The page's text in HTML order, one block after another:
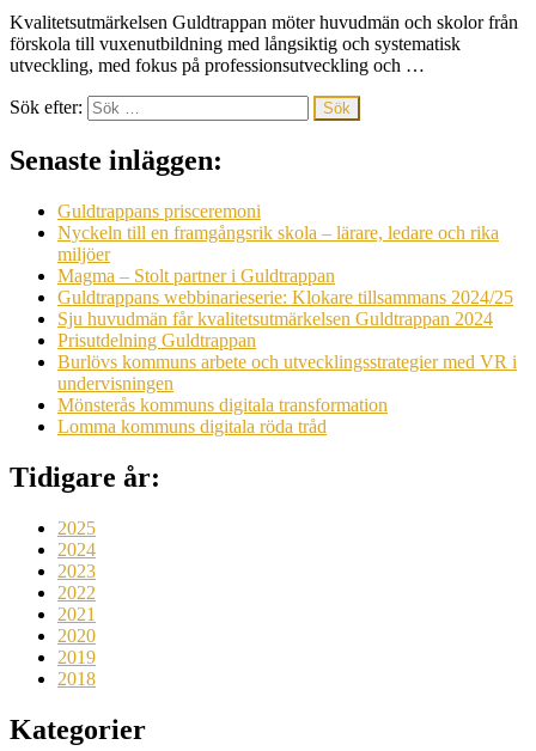
Kvalitetsutmärkelsen Guldtrappan möter huvudmän och skolor från
förskola till vuxenutbildning med långsiktig och systematisk
utveckling, med fokus på professionsutveckling och …
Sök efter:
Senaste inläggen:
Guldtrappans prisceremoni
Nyckeln till en framgångsrik skola – lärare, ledare och rika
miljöer
Magma – Stolt partner i Guldtrappan
Guldtrappans webbinarieserie: Klokare tillsammans 2024/25
Sju huvudmän får kvalitetsutmärkelsen Guldtrappan 2024
Prisutdelning Guldtrappan
Burlövs kommuns arbete och utvecklingsstrategier med VR i
undervisningen
Mönsterås kommuns digitala transformation
Lomma kommuns digitala röda tråd
Tidigare år:
2025
2024
2023
2022
2021
2020
2019
2018
Kategorier